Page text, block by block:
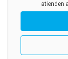
atienden